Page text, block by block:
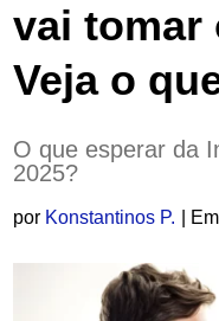
vai tomar
Veja o
O que esperar da
2025?
por Konstantinos P. | Em